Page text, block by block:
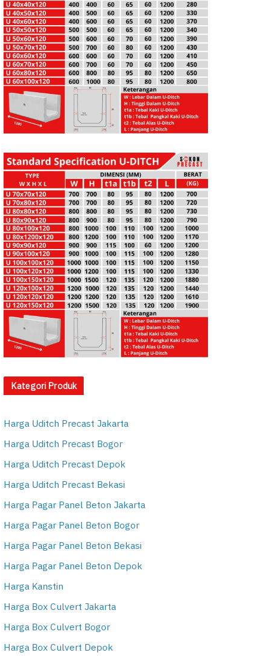
Kategori Produk
Harga Uditch Precast Jakarta
Harga Uditch Precast Bogor
Harga Uditch Precast Depok
Harga Uditch Precast Bekasi
Harga Pagar Panel Beton Jakarta
Harga Pagar Panel Beton Bogor
Harga Pagar Panel Beton Bekasi
Harga Pagar Panel Beton Depok
Harga Kanstin
Harga Box Culvert Jakarta
Harga Box Culvert Bogor
Harga Box Culvert Depok